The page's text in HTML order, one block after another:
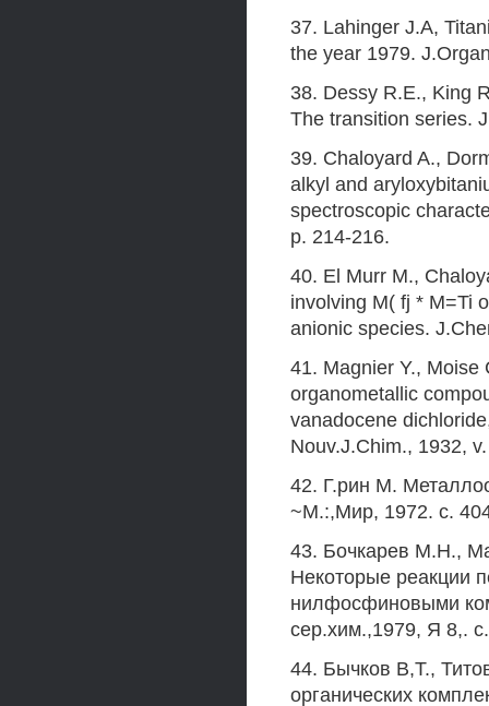
37. Lahinger J.A,
the year 1979.
38. Dessy R.E., King
The transition series.
39. Chaloyard A.,
alkyl and
spectroscopic
p. 214-216.
40. El Murr M.,
involving M( fj * M=Ti
anionic species.
41. Magnier Y., Moise
organometallic
vanadocene
Nouv.J.Chim., 1932,
42. Г.рин M.
~М.:,Мир, 1972. с.
43. Бочкарев М.Н.,
Некоторые реакции
нилфосфиновыми
сер.хим.,1979, Я 8,.
44. Бычков В,Т.,
органических